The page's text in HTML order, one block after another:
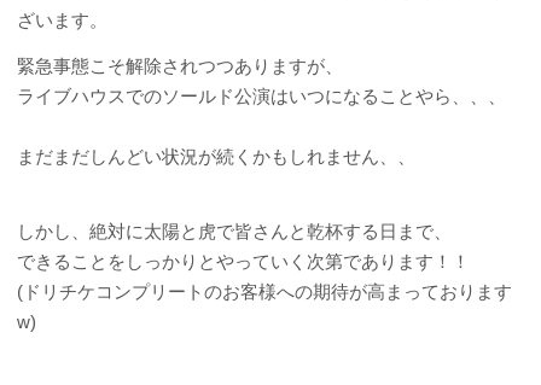
ざいます。
緊急事態こそ解除されつつありますが、
ライブハウスでのソールド公演はいつになることやら、、、
まだまだしんどい状況が続くかもしれません、、
しかし、絶対に太陽と虎で皆さんと乾杯する日まで、
できることをしっかりとやっていく次第であります！！
(ドリチケコンプリートのお客様への期待が高まっております
w)